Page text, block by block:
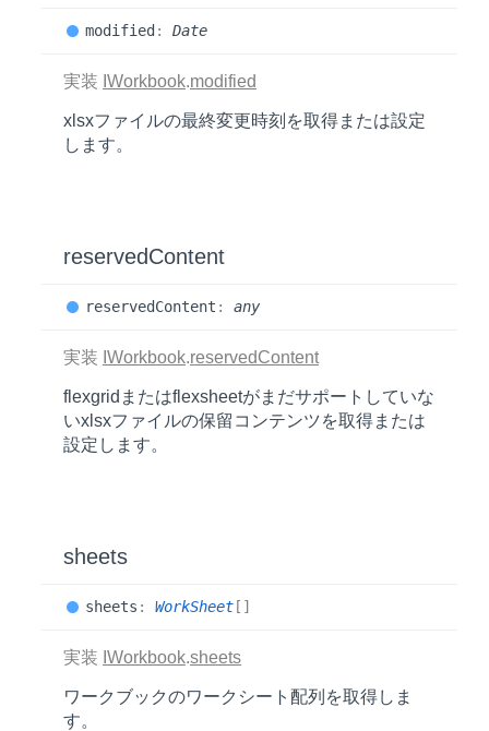
modified : Date
実装 IWorkbook.modified
xlsxファイルの最終変更時刻を取得または設定
します。
reservedContent
reservedContent : any
実装 IWorkbook.reservedContent
flexgridまたはflexsheetがまだサポートしていな
いxlsxファイルの保留コンテンツを取得または
設定します。
sheets
sheets : WorkSheet []
実装 IWorkbook.sheets
ワークブックのワークシート配列を取得しま
す。